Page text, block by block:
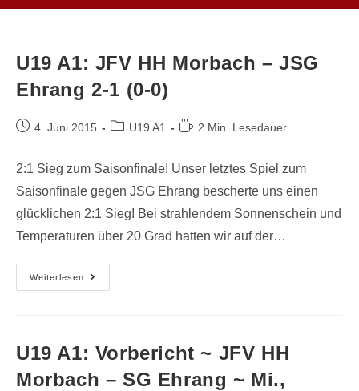
U19 A1: JFV HH Morbach – JSG
Ehrang 2-1 (0-0)
4. Juni 2015 U19 A1 2 Min. Lesedauer
2:1 Sieg zum Saisonfinale! Unser letztes Spiel zum
Saisonfinale gegen JSG Ehrang bescherte uns einen
glücklichen 2:1 Sieg! Bei strahlendem Sonnenschein und
Temperaturen über 20 Grad hatten wir auf der…
Weiterlesen
U19 A1: Vorbericht ~ JFV HH
Morbach – SG Ehrang ~ Mi.,